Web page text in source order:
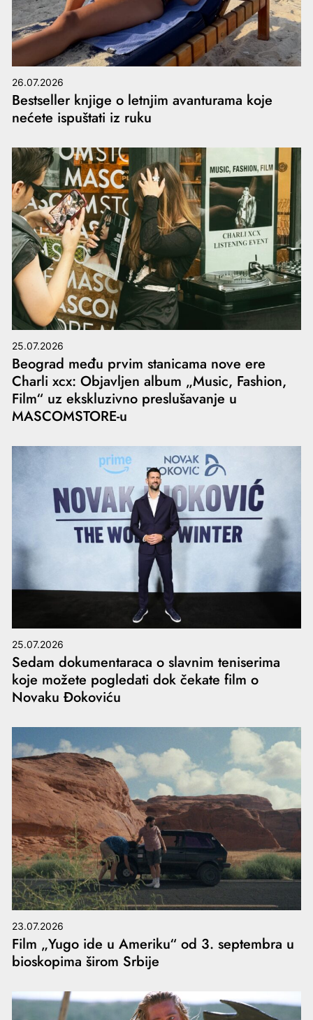
26.07.2026
Bestseller knjige o letnjim avanturama koje
nećete ispuštati iz ruku
25.07.2026
Beograd među prvim stanicama nove ere
Charli xcx: Objavljen album „Music, Fashion,
Film“ uz ekskluzivno preslušavanje u
MASCOMSTORE-u
25.07.2026
Sedam dokumentaraca o slavnim teniserima
koje možete pogledati dok čekate film o
Novaku Đokoviću
23.07.2026
Film „Yugo ide u Ameriku“ od 3. septembra u
bioskopima širom Srbije